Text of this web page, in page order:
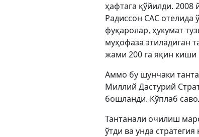
ҳафтага қўйилди.
Радиссон САС отелида
фуқаролар, ҳукумат
муҳофаза этиладиган
жами 200 га яқин киши
Аммо бу шунчаки
Миллий Дастурий
бошланди. Кўплаб
Тантанали очилиш
ўтди ва унда